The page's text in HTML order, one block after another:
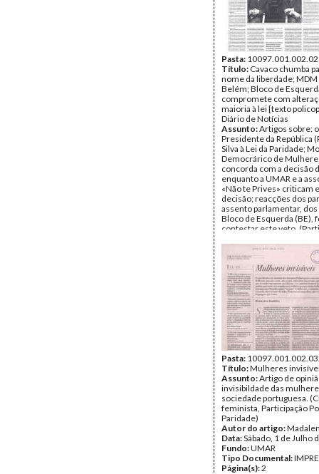
Pasta:
Título: Cavaco chumba
nome da liberdade; MDM
Belém; Bloco de
compromete com
maioria à lei [texto
Diário de Notícias
Assunto:Artigos sobre:
Presidente da República
Silva à Lei da Paridade;
Democrárico de
concorda com a decisão
enquanto a UMAR e a
«Não te Prives» criticam
decisão; reacções dos
assento parlamentar, dos
Bloco de Esquerda (BE),
contestar este veto.
Autor do artigo:
Filipe
FAL, S.F.
Data: Sábado, 3 de
Fundo: UMAR
Tipo Documental:
Página(s):1
Pasta:
Título:Mulheres
Assunto:Artigo de
invisibildade das
sociedade portuguesa.
feminista, Participação
Paridade)
Autor do artigo:
Data:Sábado, 1 de Julho
Fundo:UMAR
Tipo Documental:
Página(s):2